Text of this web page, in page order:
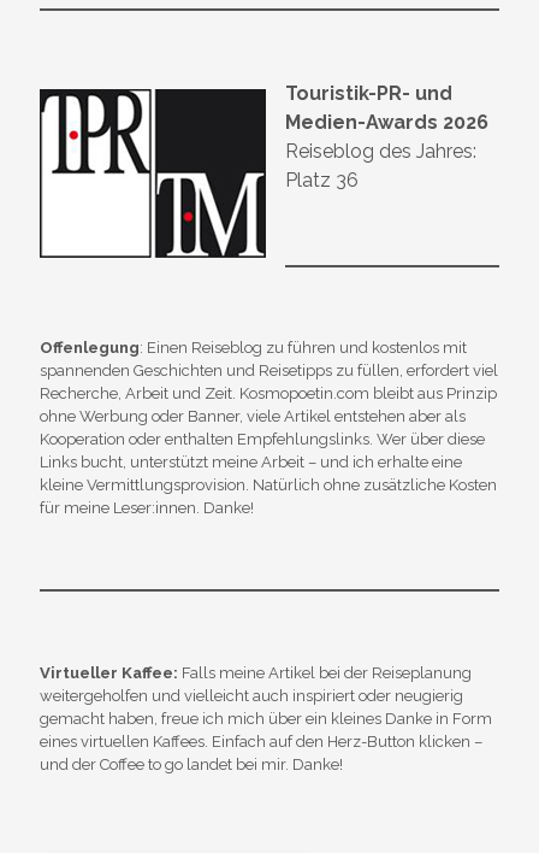
Touristik-PR- und
Medien-Awards 2026
Reiseblog des Jahres:
Platz 36
Offenlegung: Einen Reiseblog zu führen und kostenlos mit
spannenden Geschichten und Reisetipps zu füllen, erfordert viel
Recherche, Arbeit und Zeit. Kosmopoetin.com bleibt aus Prinzip
ohne Werbung oder Banner, viele Artikel entstehen aber als
Kooperation oder enthalten Empfehlungslinks. Wer über diese
Links bucht, unterstützt meine Arbeit – und ich erhalte eine
kleine Vermittlungsprovision. Natürlich ohne zusätzliche Kosten
für meine Leser:innen. Danke!
Virtueller Kaffee: Falls meine Artikel bei der Reiseplanung
weitergeholfen und vielleicht auch inspiriert oder neugierig
gemacht haben, freue ich mich über ein kleines Danke in Form
eines virtuellen Kaffees. Einfach auf den Herz-Button klicken –
und der Coffee to go landet bei mir. Danke!